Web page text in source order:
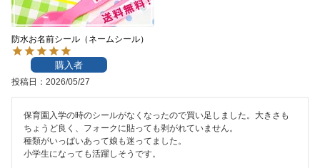
らせ
防水お名前シール（ネームシール）
購入者
投稿日 2026/05/27
保育園入学の時のシールがなくなったので買い足しました。大きさも
ちょうど良く、フォークに貼っても剥がれていません。
種類がいっぱいあって娘も迷ってました。
小学生になっても活躍しそうです。